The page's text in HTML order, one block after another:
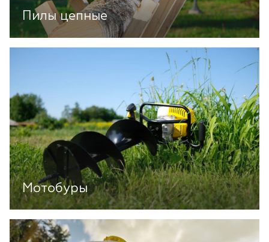
Пилы цепные
Мотобуры